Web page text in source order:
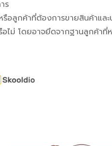
ร
อลูกค้าที่ต้องการขายสินค้าแล
ไม่ โดยอาจยึดจากฐานลูกค้า